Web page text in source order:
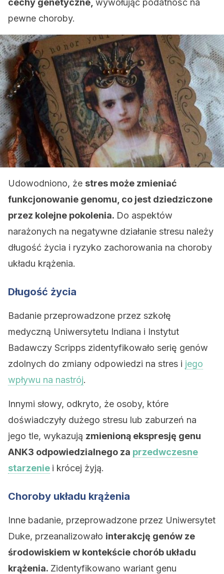
cechy genetyczne, wywołując podatność na
pewne choroby.
Udowodniono, że stres może zmieniać
funkcjonowanie genomu, co jest dziedziczone
przez kolejne pokolenia. Do aspektów
narażonych na negatywne działanie stresu należy
długość życia i ryzyko zachorowania na choroby
układu krążenia.
Długość życia
Badanie przeprowadzone przez szkołę
medyczną Uniwersytetu Indiana i Instytut
Badawczy Scripps zidentyfikowało serię genów
zdolnych do zmiany odpowiedzi na stres i jego
wpływu na nastrój.
Innymi słowy, odkryto, że osoby, które
doświadczyły dużego stresu lub zaburzeń na
jego tle, wykazują zmienioną ekspresję genu
ANK3 odpowiedzialnego za przedwczesne
starzenie i krócej żyją.
Choroby układu krążenia
Inne badanie, przeprowadzone przez Uniwersytet
Duke, przeanalizowało interakcję genów ze
środowiskiem w kontekście chorób układu
krążenia. Zidentyfikowano wariant genu